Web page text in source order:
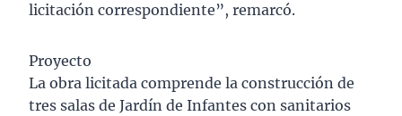
licitación correspondiente”, remarcó.
Proyecto
La obra licitada comprende la construcción de
tres salas de Jardín de Infantes con sanitarios